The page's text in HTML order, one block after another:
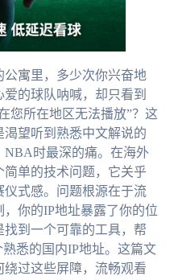
寓里，多少次你兴奋地
的球队呐喊，却只看到
您所在地区无法播放”？这
望听到熟悉中文解说的
NBA时最深的痛。在海外
单的技术问题，它关乎
式感。问题根源在于流
你的IP地址暴露了你的位
到一个可靠的工具，帮
悉的国内IP地址。这篇文
过这些屏障，流畅观看